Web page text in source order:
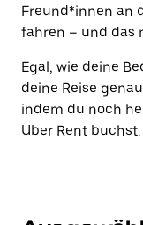
Freund*innen an
fahren – und das
Egal, wie deine
deine Reise
indem du noch
Uber Rent buchst.